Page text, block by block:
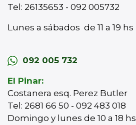
Tel: 26135653 - 092 005732
Lunes a sábados de 11 a 19 hs
092 005 732
El Pinar:
Costanera esq. Perez Butler
Tel: 2681 66 50 - 092 483 018
Domingo y lunes de 10 a 18 hs